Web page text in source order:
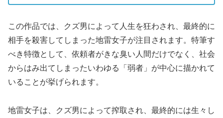
この作品では、クズ男によって人生を狂わされ、最終的に
相手を殺害してしまった地雷女子が注目されます。特筆す
べき特徴として、依頼者がきな臭い人間だけでなく、社会
からはみ出てしまったいわゆる「弱者」が中心に描かれて
いることが挙げられます。
地雷女子は、クズ男によって搾取され、最終的には生々し